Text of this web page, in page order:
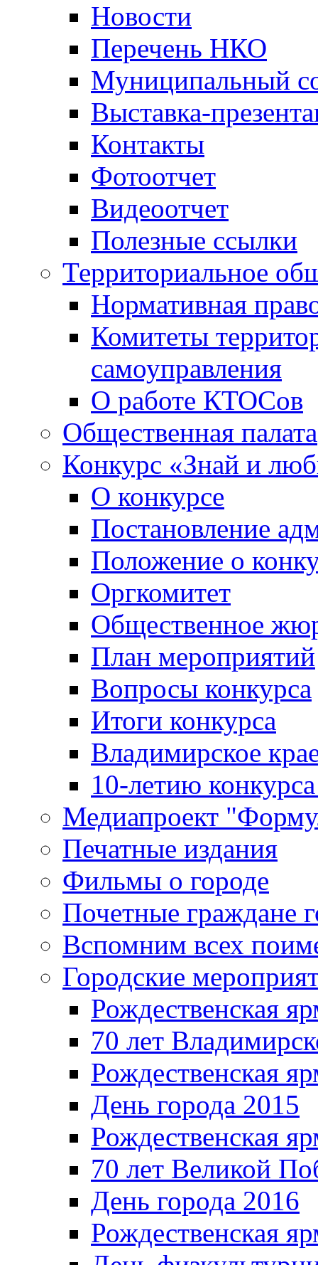
Новости
Перечень НКО
Муниципальный
Выставка-
Контакты
Фотоотчет
Видеоотчет
Полезные ссылки
Территориальное
Нормативная
Комитеты
самоуправления
О работе КТОСов
Общественная палата
Конкурс «Знай и
О конкурсе
Постановление
Положение о
Оргкомитет
Общественное
План мероприятий
Вопросы конкурса
Итоги конкурса
Владимирское
10-летию
Медиапроект
Печатные издания
Фильмы о городе
Почетные граждане
Вспомним всех
Городские
Рождественская
70 лет
Рождественская
День города 2015
Рождественская
70 лет Великой
День города 2016
Рождественская